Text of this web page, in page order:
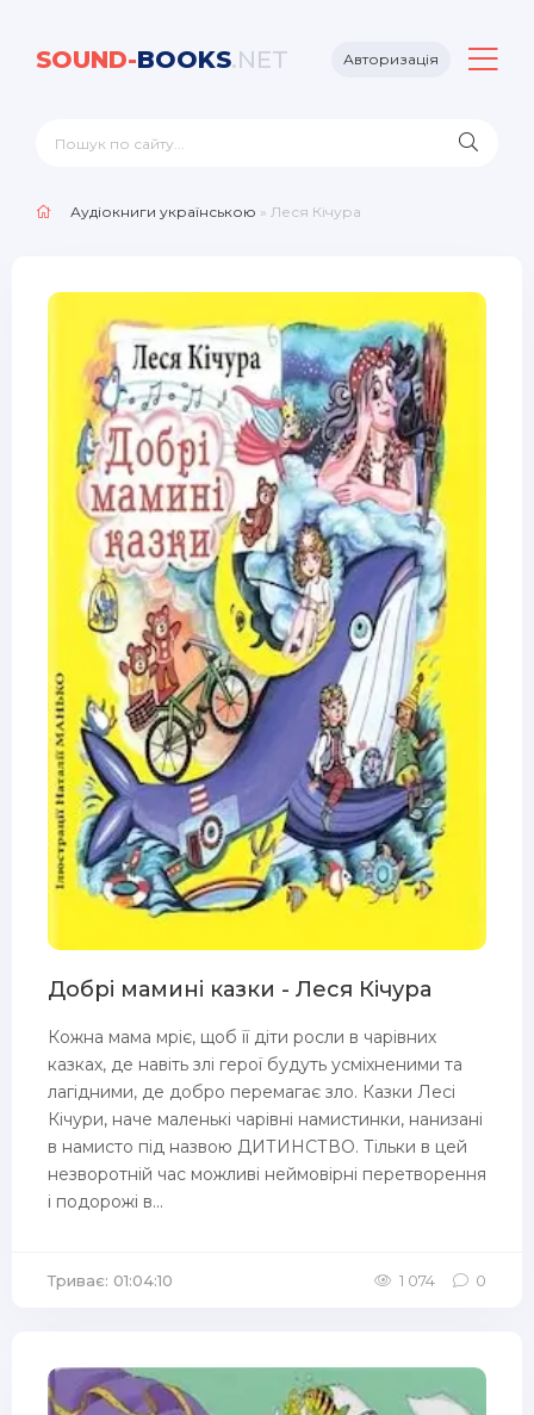
SOUND-BOOKS.NET Авторизація
Аудіокниги українською » Леся Кічура
Добрі мамині казки - Леся Кічура
Кожна мама мріє, щоб її діти росли в чарівних
казках, де навіть злі герої будуть усміхненими та
лагідними, де добро перемагає зло. Казки Лесі
Кічури, наче маленькі чарівні намистинки, нанизані
в намисто під назвою ДИТИНСТВО. Тільки в цей
незворотній час можливі неймовірні перетворення
і подорожі в...
Триває: 01:04:10 1 074 0